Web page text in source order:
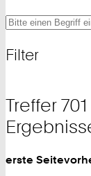
Suche
und
Suche
Suche
Filter
Treffer
Blättern
erste Seite